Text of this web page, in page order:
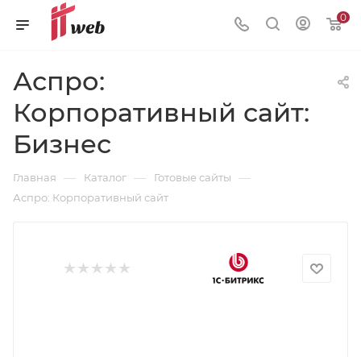
0
Аспро:
Корпоративный сайт:
Бизнес
Главная — Каталог — Готовые сайты —
Аспро: Корпоративный сайт